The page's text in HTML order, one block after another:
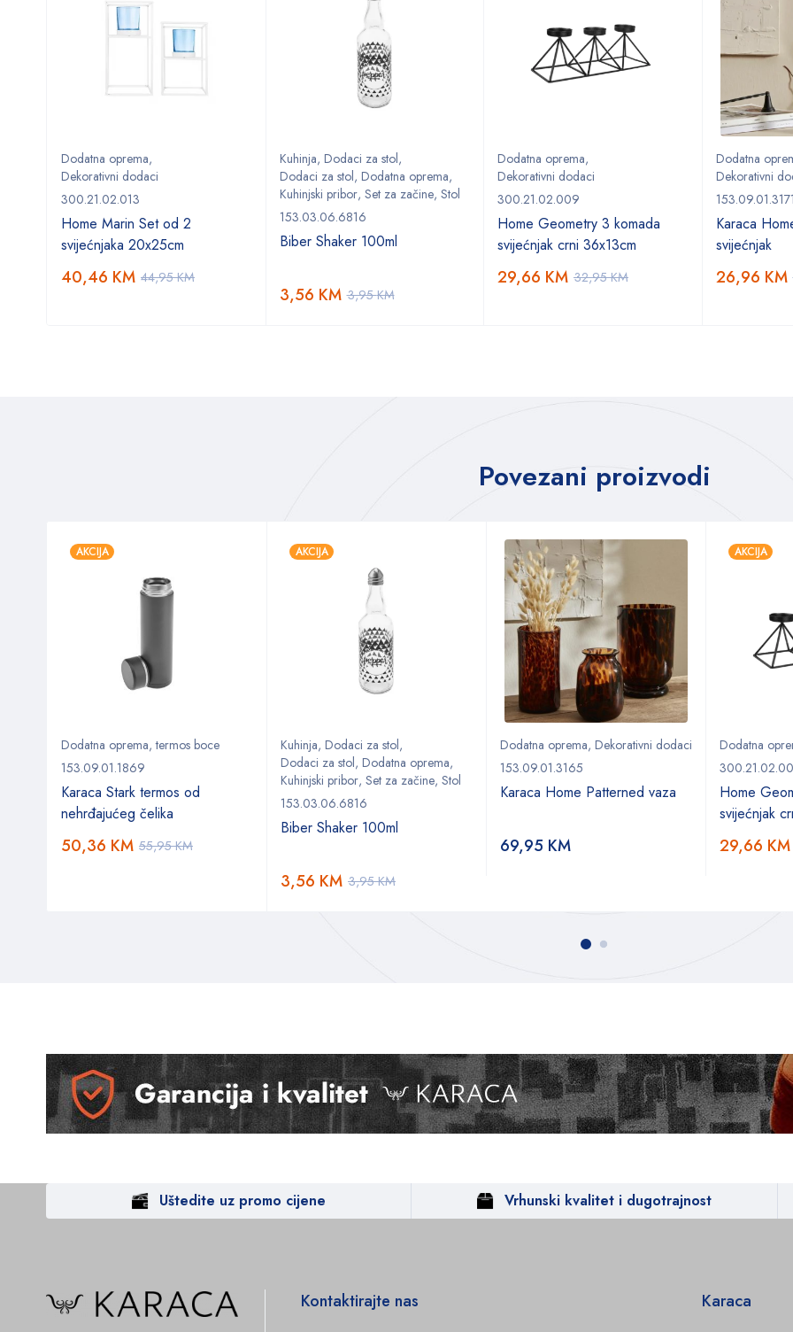
Dodatna oprema,
Dekorativni dodaci
300.21.02.013
Home Marin Set od 2
svijećnjaka 20x25cm
44,95KM
40,46 KM
Kuhinja, Dodaci za stol,
Dodaci za stol, Dodatna oprema,
Kuhinjski pribor, Set za začine, Stol
153.03.06.6816
Biber Shaker 100ml
3,95KM
3,56 KM
Dodatna oprema,
Dekorativni dodaci
300.21.02.009
Home Geometry 3 komada
svijećnjak crni 36x13cm
32,95KM
29,66 KM
Dodatna
Dekorativni
153.09.01.3171
Karaca
svijećnjak
26,96 KM
Povezani proizvodi
AKCIJA
Dodatna oprema,termos boce
153.09.01.1869
Karaca Stark termos od
nehrđajućeg čelika
55,95KM
50,36 KM
AKCIJA
Kuhinja, Dodaci za stol,
Dodaci za stol, Dodatna oprema,
Kuhinjski pribor, Set za začine, Stol
153.03.06.6816
Biber Shaker 100ml
3,95KM
3,56 KM
Dodatna oprema, Dekorativni dodaci
153.09.01.3165
Karaca Home Patterned vaza
69,95 KM
AKCIJA
Dodatna
Home
svijećnjak
29,66 KM
Uštedite uz promo cijene Vrhunski kvalitet i dugotrajnost
Kontaktirajte nas Karaca